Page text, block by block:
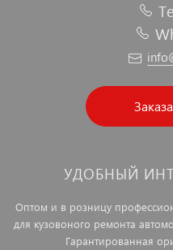
УДОБНЫЙ
Оптом и в розницу
для кузовоного ремонта
Гарантированная